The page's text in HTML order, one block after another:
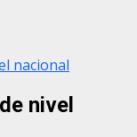
nacional
nivel